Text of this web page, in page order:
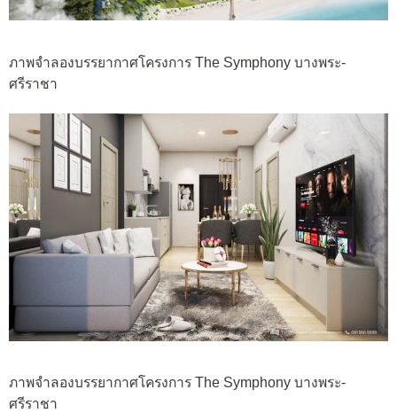
ภาพจำลองบรรยากาศโครงการ The Symphony บางพระ-
ศรีราชา
ภาพจำลองบรรยากาศโครงการ The Symphony บางพระ-
ศรีราชา